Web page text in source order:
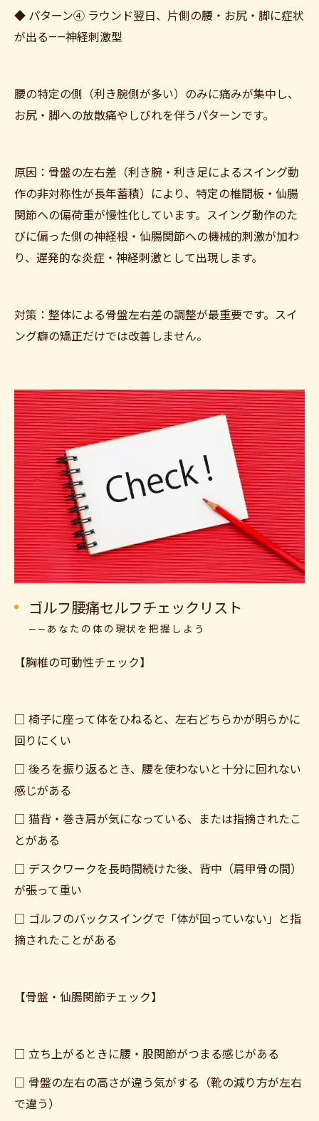
◆ パターン④ ラウンド翌日、片側の腰・お尻・脚に症状
が出る——神経刺激型
腰の特定の側（利き腕側が多い）のみに痛みが集中し、
お尻・脚への放散痛やしびれを伴うパターンです。
原因：骨盤の左右差（利き腕・利き足によるスイング動
作の非対称性が長年蓄積）により、特定の椎間板・仙腸
関節への偏荷重が慢性化しています。スイング動作のた
びに偏った側の神経根・仙腸関節への機械的刺激が加わ
り、遅発的な炎症・神経刺激として出現します。
対策：整体による骨盤左右差の調整が最重要です。スイ
ング癖の矯正だけでは改善しません。
ゴルフ腰痛セルフチェックリスト
——あなたの体の現状を把握しよう
【胸椎の可動性チェック】
□ 椅子に座って体をひねると、左右どちらかが明らかに
回りにくい
□ 後ろを振り返るとき、腰を使わないと十分に回れない
感じがある
□ 猫背・巻き肩が気になっている、または指摘されたこ
とがある
□ デスクワークを長時間続けた後、背中（肩甲骨の間）
が張って重い
□ ゴルフのバックスイングで「体が回っていない」と指
摘されたことがある
【骨盤・仙腸関節チェック】
□ 立ち上がるときに腰・股関節がつまる感じがある
□ 骨盤の左右の高さが違う気がする（靴の減り方が左右
で違う）